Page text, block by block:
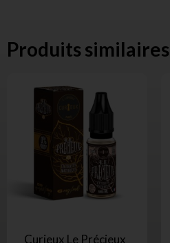
Produits similaires
Curieux Le Précieux